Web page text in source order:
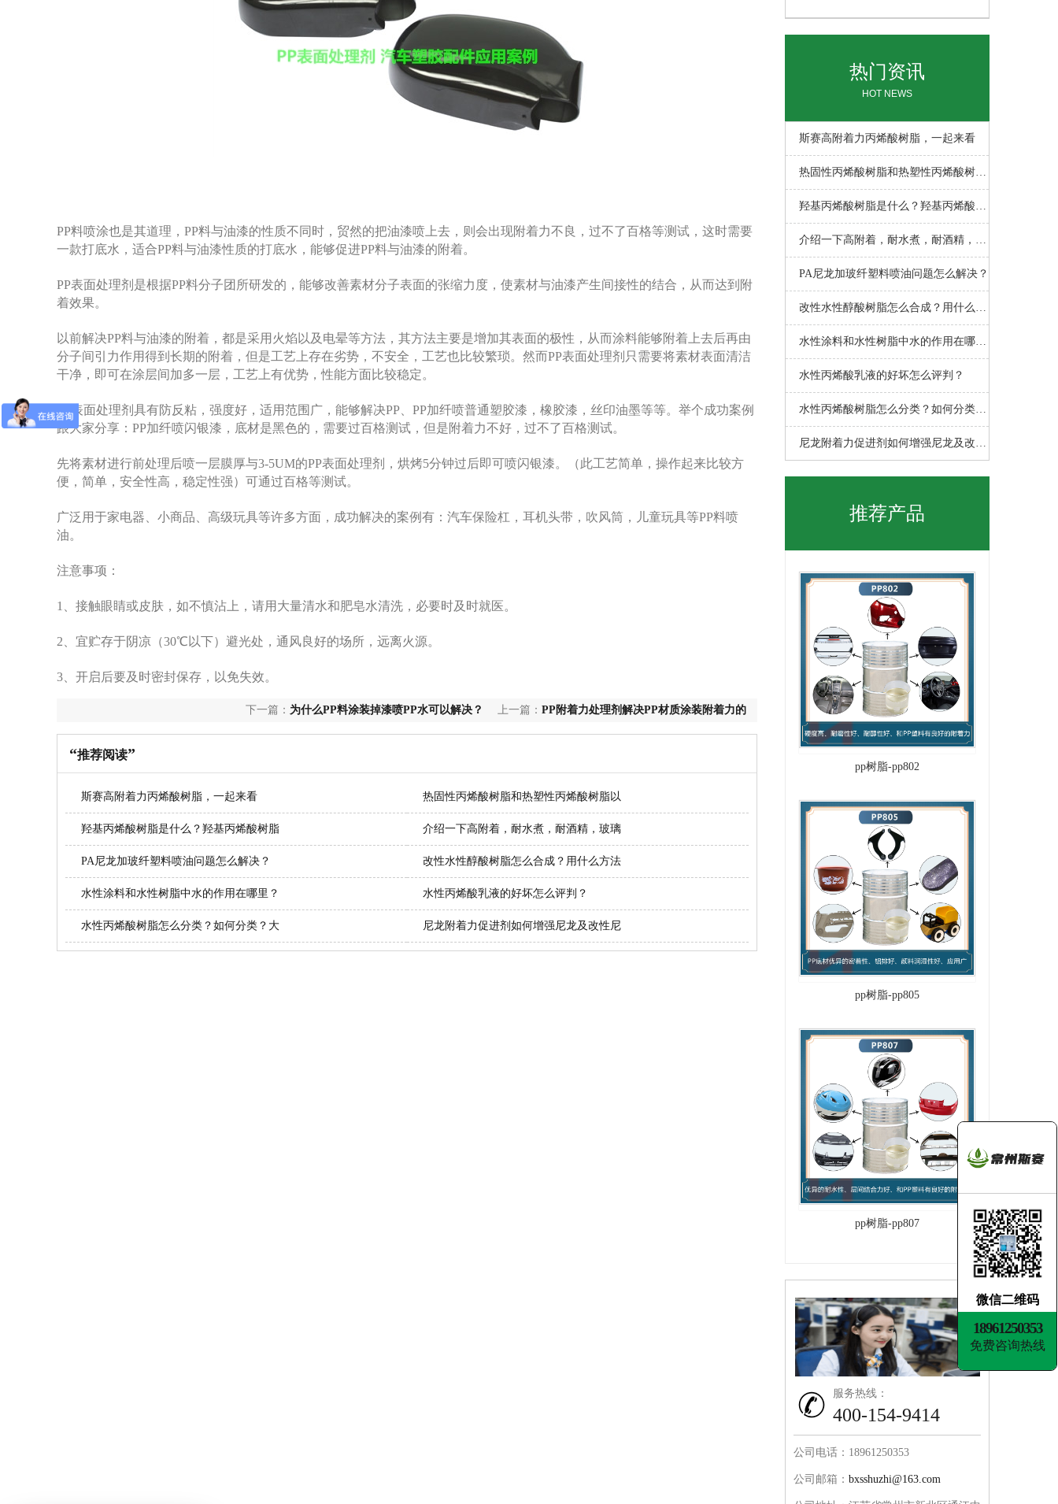
PP料喷涂也是其道理，PP料与油漆的性质不同时，贸然的把油漆喷上去，则会出现附着力不良，过不了百格等测试，这时需要
一款打底水，适合PP料与油漆性质的打底水，能够促进PP料与油漆的附着。
PP表面处理剂是根据PP料分子团所研发的，能够改善素材分子表面的张缩力度，使素材与油漆产生间接性的结合，从而达到附
着效果。
以前解决PP料与油漆的附着，都是采用火焰以及电晕等方法，其方法主要是增加其表面的极性，从而涂料能够附着上去后再由
分子间引力作用得到长期的附着，但是工艺上存在劣势，不安全，工艺也比较繁琐。然而PP表面处理剂只需要将素材表面清洁
干净，即可在涂层间加多一层，工艺上有优势，性能方面比较稳定。
PP表面处理剂具有防反粘，强度好，适用范围广，能够解决PP、PP加纤喷普通塑胶漆，橡胶漆，丝印油墨等等。举个成功案例
跟大家分享：PP加纤喷闪银漆，底材是黑色的，需要过百格测试，但是附着力不好，过不了百格测试。
先将素材进行前处理后喷一层膜厚与3-5UM的PP表面处理剂，烘烤5分钟过后即可喷闪银漆。（此工艺简单，操作起来比较方
便，简单，安全性高，稳定性强）可通过百格等测试。
广泛用于家电器、小商品、高级玩具等许多方面，成功解决的案例有：汽车保险杠，耳机头带，吹风筒，儿童玩具等PP料喷
油。
注意事项：
1、接触眼睛或皮肤，如不慎沾上，请用大量清水和肥皂水清洗，必要时及时就医。
2、宜贮存于阴凉（30℃以下）避光处，通风良好的场所，远离火源。
3、开启后要及时密封保存，以免失效。
上一篇： PP附着力处理剂解决PP材质涂装附着力的
方法和原理
下一篇： 为什么PP料涂装掉漆喷PP水可以解决？
“推荐阅读”
斯赛高附着力丙烯酸树脂，一起来看 热固性丙烯酸树脂和热塑性丙烯酸树脂以
羟基丙烯酸树脂是什么？羟基丙烯酸树脂 介绍一下高附着，耐水煮，耐酒精，玻璃
PA尼龙加玻纤塑料喷油问题怎么解决？ 改性水性醇酸树脂怎么合成？用什么方法
水性涂料和水性树脂中水的作用在哪里？ 水性丙烯酸乳液的好坏怎么评判？
水性丙烯酸树脂怎么分类？如何分类？大 尼龙附着力促进剂如何增强尼龙及改性尼
热门资讯
HOT NEWS
斯赛高附着力丙烯酸树脂，一起来看
热固性丙烯酸树脂和热塑性丙烯酸树脂
以
羟基丙烯酸树脂是什么？羟基丙烯酸树
脂
介绍一下高附着，耐水煮，耐酒精，玻
璃
PA尼龙加玻纤塑料喷油问题怎么解决？
改性水性醇酸树脂怎么合成？用什么方
法
水性涂料和水性树脂中水的作用在哪
里？
水性丙烯酸乳液的好坏怎么评判？
水性丙烯酸树脂怎么分类？如何分类？
大
尼龙附着力促进剂如何增强尼龙及改性
尼
推荐产品
pp树脂-pp802
pp树脂-pp805
pp树脂-pp807
服务热线：
400-154-9414
公司电话：18961250353
公司邮箱： bxsshuzhi@163.com
微信二维码
18961250353
免费咨询热线